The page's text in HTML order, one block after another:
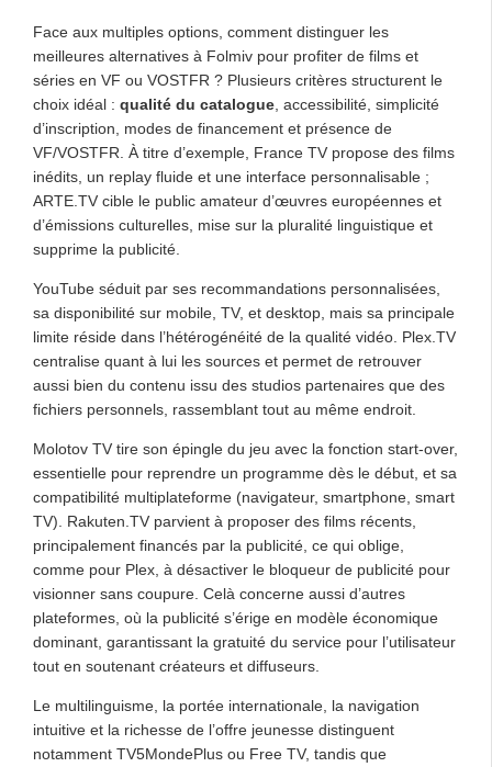
Face aux multiples options, comment distinguer les
meilleures alternatives à Folmiv pour profiter de films et
séries en VF ou VOSTFR ? Plusieurs critères structurent le
choix idéal : qualité du catalogue , accessibilité, simplicité
d’inscription, modes de financement et présence de
VF/VOSTFR. À titre d’exemple, France TV propose des films
inédits, un replay fluide et une interface personnalisable ;
ARTE.TV cible le public amateur d’œuvres européennes et
d’émissions culturelles, mise sur la pluralité linguistique et
supprime la publicité.
YouTube séduit par ses recommandations personnalisées,
sa disponibilité sur mobile, TV, et desktop, mais sa principale
limite réside dans l’hétérogénéité de la qualité vidéo. Plex.TV
centralise quant à lui les sources et permet de retrouver
aussi bien du contenu issu des studios partenaires que des
fichiers personnels, rassemblant tout au même endroit.
Molotov TV tire son épingle du jeu avec la fonction start-over,
essentielle pour reprendre un programme dès le début, et sa
compatibilité multiplateforme (navigateur, smartphone, smart
TV). Rakuten.TV parvient à proposer des films récents,
principalement financés par la publicité, ce qui oblige,
comme pour Plex, à désactiver le bloqueur de publicité pour
visionner sans coupure. Celà concerne aussi d’autres
plateformes, où la publicité s’érige en modèle économique
dominant, garantissant la gratuité du service pour l’utilisateur
tout en soutenant créateurs et diffuseurs.
Le multilinguisme, la portée internationale, la navigation
intuitive et la richesse de l’offre jeunesse distinguent
notamment TV5MondePlus ou Free TV, tandis que